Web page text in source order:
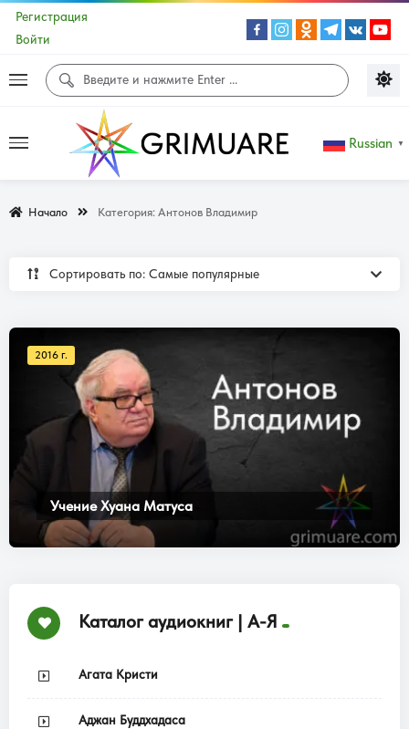
Регистрация
Войти
Russian ▼
Начало Категория: Антонов Владимир
Сортировать по: Самые популярные
2016 г.
Учение Хуана Матуса
Каталог аудиокниг | А-Я
Агата Кристи
Аджан Буддхадаса